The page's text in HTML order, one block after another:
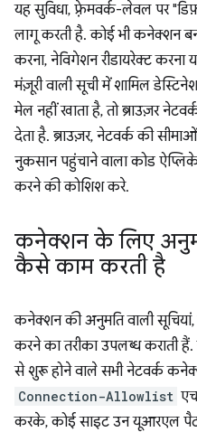
यह सुविधा, फ़्रेमवर्क-लेवल पर
लागू करती है. कोई भी कनेक्शन
करना, नेविगेशन रीडायरेक्ट
मंज़ूरी वाली सूची में शामिल
मेल नहीं खाता है, तो ब्राउज़र
देता है. ब्राउज़र, नेटवर्क की
नुकसान पहुंचाने वाला कोड
करने की कोशिश करे.
कनेक्शन के लिए
कैसे काम करती है
कनेक्शन की अनुमति वाली
करने का तरीका उपलब्ध कराती
से शुरू होने वाले सभी नेटवर्क
Connection-Allowlist
करके, कोई साइट उन यूआरएल